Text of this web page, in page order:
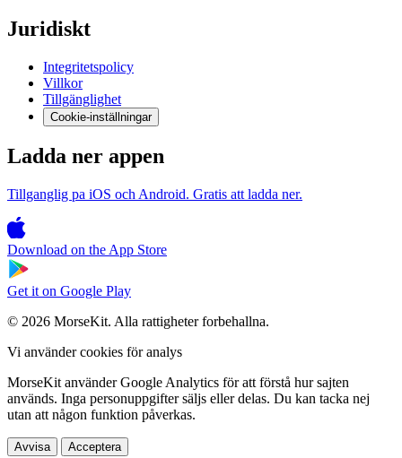
Juridiskt
Integritetspolicy
Villkor
Tillgänglighet
Cookie-inställningar
Ladda ner appen
Tillganglig pa iOS och Android. Gratis att ladda ner.
Download on the App Store
Get it on Google Play
© 2026 MorseKit. Alla rattigheter forbehallna.
Vi använder cookies för analys
MorseKit använder Google Analytics för att förstå hur sajten
används. Inga personuppgifter säljs eller delas. Du kan tacka nej
utan att någon funktion påverkas.
Avvisa Acceptera